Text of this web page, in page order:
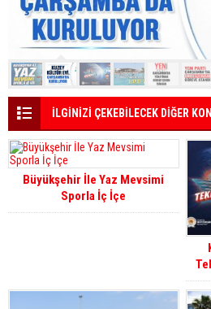
İLGİNİZİ ÇEKEBİLECEK DİĞER
Büyükşehir İle Yaz Mevsimi
Sporla İç İçe